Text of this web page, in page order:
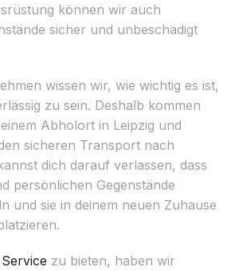
können wir auch
sicher und unbeschädigt
wissen wir, wie wichtig es ist,
zu sein. Deshalb kommen
Abholort in Leipzig und
sicheren Transport nach
dich darauf verlassen, dass
persönlichen Gegenstände
und sie in deinem neuen Zuhause
Service zu bieten, haben wir